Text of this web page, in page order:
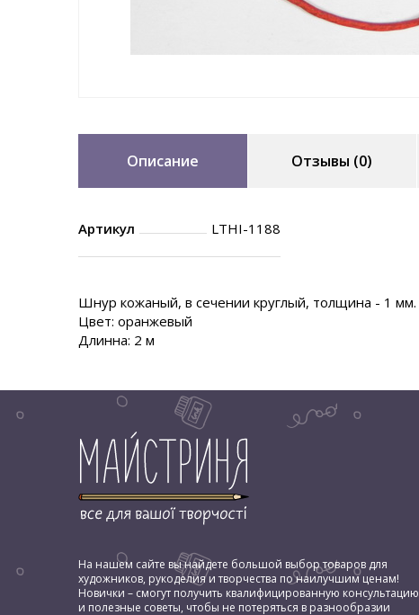
Описание Отзывы (0)
Артикул LTHI-1188
Шнур кожаный, в сечении круглый, толщина - 1 мм.
Цвет: оранжевый
Длинна: 2 м
На нашем сайте вы найдете большой выбор товаров для
художников, рукоделия и творчества по наилучшим ценам!
Новички – смогут получить квалифицированную консультацию
и полезные советы, чтобы не потеряться в разнообразии